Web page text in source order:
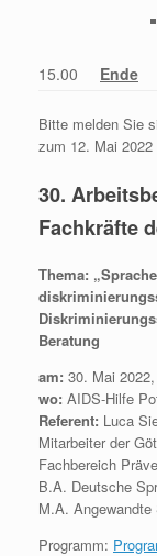
15.00 Ende
Bitte melden Sie
zum 12. Mai
30.
Fachkräfte
Thema:
Beratung
am: 30. Mai
wo: AIDS-Hilfe
Referent: Luca
Mitarbeiter der
Fachbereich
B.A. Deutsche
M.A.
Programm: